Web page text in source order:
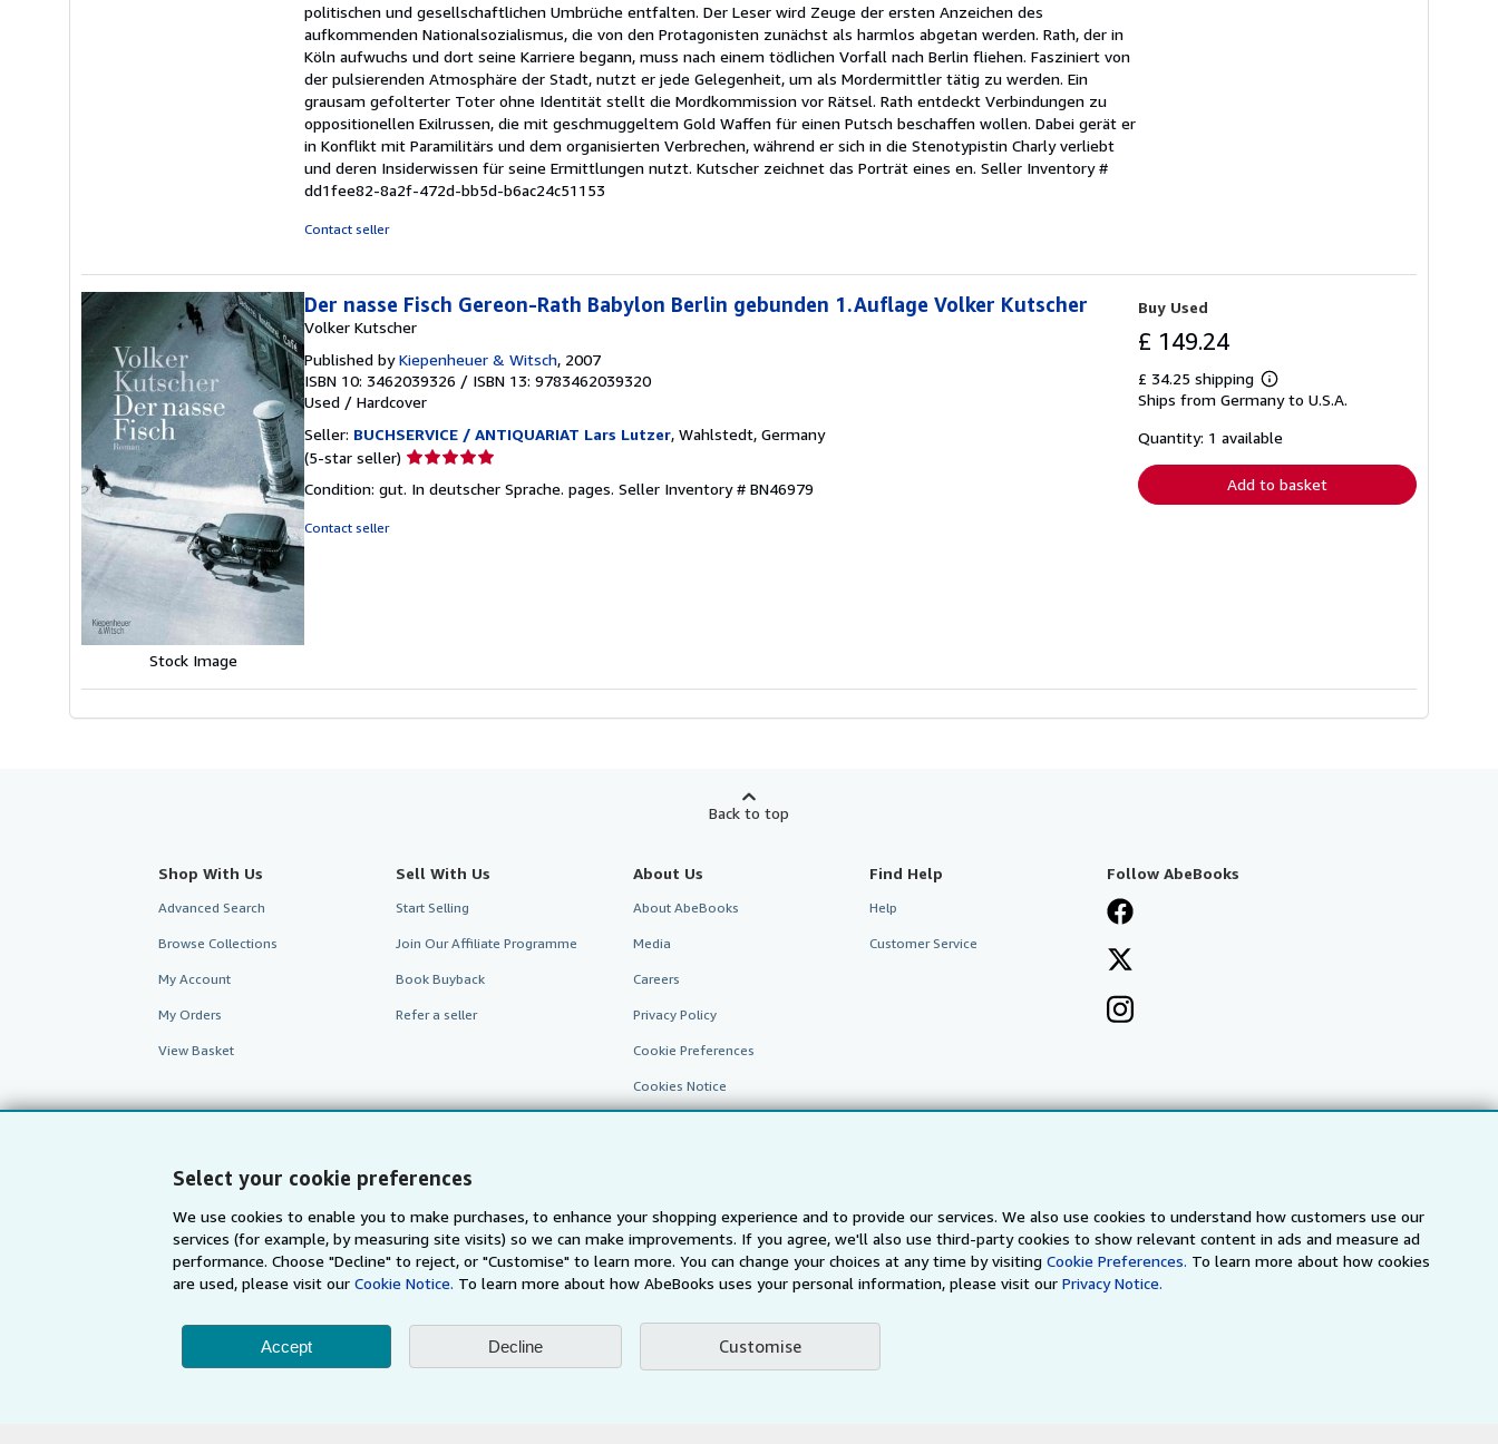
Select your cookie preferences
We use cookies to enable you to make purchases, to enhance your shopping experience and to provide our services. We also use cookies to understand how customers use our
services (for example, by measuring site visits) so we can make improvements. If you agree, we'll also use third-party cookies to show relevant content in ads and measure ad
performance. Choose "Decline" to reject, or "Customise" to learn more. You can change your choices at any time by visitingCookie Preferences. To learn more about how cookies
are used, please visit our Cookie Notice. To learn more about how AbeBooks uses your personal information, please visit ourPrivacy Notice.
Accept Decline Customise
politischen und gesellschaftlichen Umbrüche entfalten. Der Leser wird Zeuge der ersten Anzeichen des
aufkommenden Nationalsozialismus, die von den Protagonisten zunächst als harmlos abgetan werden. Rath, der in
Köln aufwuchs und dort seine Karriere begann, muss nach einem tödlichen Vorfall nach Berlin fliehen. Fasziniert von
der pulsierenden Atmosphäre der Stadt, nutzt er jede Gelegenheit, um als Mordermittler tätig zu werden. Ein
grausam gefolterter Toter ohne Identität stellt die Mordkommission vor Rätsel. Rath entdeckt Verbindungen zu
oppositionellen Exilrussen, die mit geschmuggeltem Gold Waffen für einen Putsch beschaffen wollen. Dabei gerät er
in Konflikt mit Paramilitärs und dem organisierten Verbrechen, während er sich in die Stenotypistin Charly verliebt
und deren Insiderwissen für seine Ermittlungen nutzt. Kutscher zeichnet das Porträt eines en. Seller Inventory #
dd1fee82-8a2f-472d-bb5d-b6ac24c51153
Contact seller
Stock Image
Der nasse Fisch Gereon-Rath Babylon Berlin gebunden 1.Auflage Volker Kutscher
Volker Kutscher
Published byKiepenheuer & Witsch, 2007
ISBN 10: 3462039326 / ISBN 13: 9783462039320
Used / Hardcover
Seller: BUCHSERVICE / ANTIQUARIAT Lars Lutzer, Wahlstedt, Germany
(5-star seller) Seller
5
Condition: gut. In deutscher Sprache. pages. Seller Inventory # BN46979
Contact seller
Buy Used
£ 149.24
£ 34.25 shipping
Learn
more
shipping
Ships from Germany to U.S.A.
Quantity: 1 available
Add to basket
Back to top
Shop With Us
Advanced Search
Browse Collections
My Account
My Orders
View Basket
Sell With Us
Start Selling
Join Our Affiliate Programme
Book Buyback
Refer a seller
About Us
About AbeBooks
Media
Careers
Privacy Policy
Cookie Preferences
Cookies Notice
Find Help
Help
Customer Service
Follow AbeBooks
AbeBooks.com AbeBooks.de AbeBooks.fr AbeBooks.it AbeBooks Aus/NZ